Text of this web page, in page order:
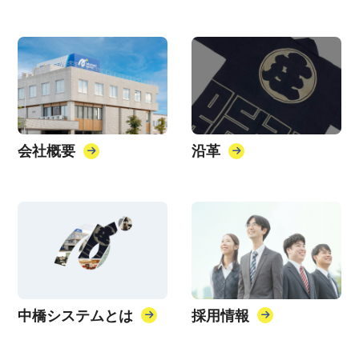
会社概要 沿革
中橋システムとは 採用情報